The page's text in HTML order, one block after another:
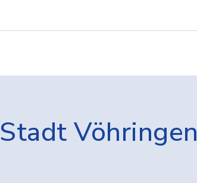
Stadt Vöhringen